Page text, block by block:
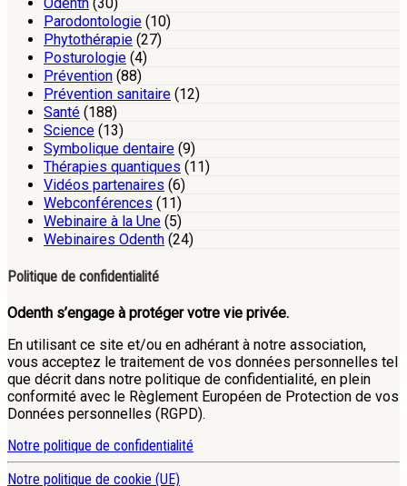
Parodontologie (10)
Phytothérapie (27)
Posturologie (4)
Prévention (88)
Prévention sanitaire (12)
Santé (188)
Science (13)
Symbolique dentaire (9)
Thérapies quantiques (11)
Vidéos partenaires (6)
Webconférences (11)
Webinaire à la Une (5)
Webinaires Odenth (24)
Politique de confidentialité
Odenth s’engage à protéger votre vie privée.
En utilisant ce site et/ou en adhérant à notre association,
vous acceptez le traitement de vos données personnelles tel
que décrit dans notre politique de confidentialité, en plein
conformité avec le Règlement Européen de Protection de vos
Données personnelles (RGPD).
Notre politique de confidentialité
Notre politique de cookie (UE)